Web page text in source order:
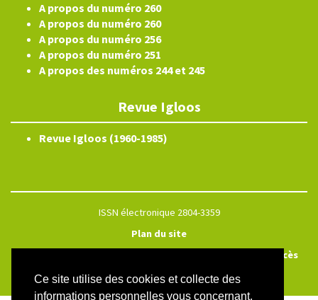
Ce site utilise des cookies et collecte des
informations personnelles vous concernant.
A propos du numéro 260
A propos du numéro 260
A propos du numéro 256
A propos du numéro 251
A propos des numéros 244 et 245
Revue Igloos
Revue Igloos (1960-1985)
ISSN électronique 2804-3359
Plan du site
Accès